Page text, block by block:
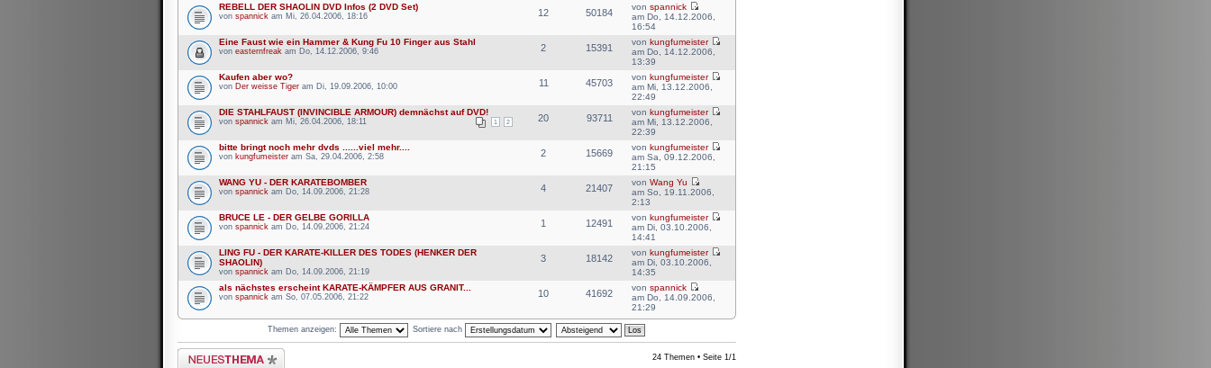
REBELL DER SHAOLIN DVD Infos (2 DVD Set)
von spannick am Mi, 26.04.2006, 18:16 12 50184
vonspannick
am Do, 14.12.2006,
16:54
Eine Faust wie ein Hammer & Kung Fu 10 Finger aus Stahl
von easternfreak am Do, 14.12.2006, 9:46 2 15391
vonkungfumeister
am Do, 14.12.2006,
13:39
Kaufen aber wo?
von Der weisse Tiger am Di, 19.09.2006, 10:00 11 45703
vonkungfumeister
am Mi, 13.12.2006,
22:49
DIE STAHLFAUST (INVINCIBLE ARMOUR) demnächst auf DVD!
1 2
von spannick am Mi, 26.04.2006, 18:11 20 93711
vonkungfumeister
am Mi, 13.12.2006,
22:39
bitte bringt noch mehr dvds ......viel mehr....
von kungfumeister am Sa, 29.04.2006, 2:58 2 15669
vonkungfumeister
am Sa, 09.12.2006,
21:15
WANG YU - DER KARATEBOMBER
von spannick am Do, 14.09.2006, 21:28 4 21407
vonWang Yu
am So, 19.11.2006,
2:13
BRUCE LE - DER GELBE GORILLA
von spannick am Do, 14.09.2006, 21:24 1 12491
vonkungfumeister
am Di, 03.10.2006,
14:41
LING FU - DER KARATE-KILLER DES TODES (HENKER DER
SHAOLIN)
von spannick am Do, 14.09.2006, 21:19
3 18142
vonkungfumeister
am Di, 03.10.2006,
14:35
als nächstes erscheint KARATE-KÄMPFER AUS GRANIT...
von spannick am So, 07.05.2006, 21:22 10 41692
vonspannick
am Do, 14.09.2006,
21:29
Themen anzeigen: Sortiere nach
Neues Thema erstellen 24 Themen • Seite 1 /1